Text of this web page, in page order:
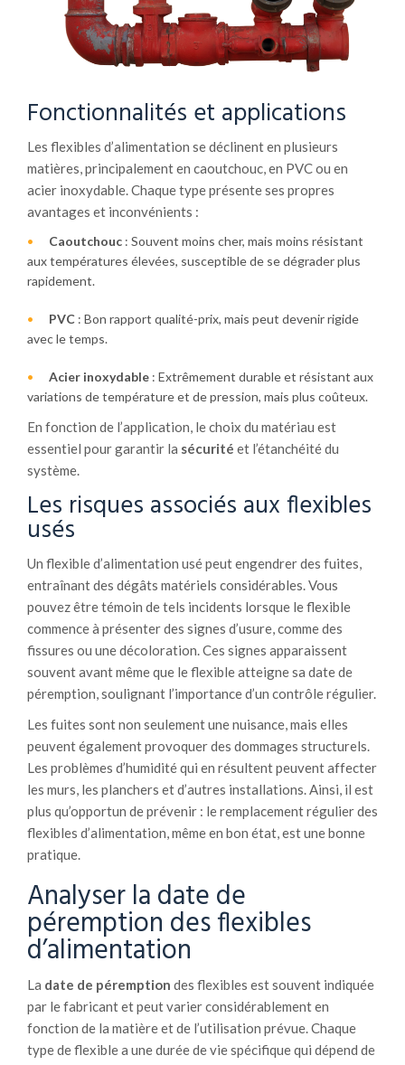
Fonctionnalités et applications
Les flexibles d’alimentation se déclinent en plusieurs
matières, principalement en caoutchouc, en PVC ou en
acier inoxydable. Chaque type présente ses propres
avantages et inconvénients :
Caoutchouc : Souvent moins cher, mais moins résistant
aux températures élevées, susceptible de se dégrader plus
rapidement.
PVC : Bon rapport qualité-prix, mais peut devenir rigide
avec le temps.
Acier inoxydable : Extrêmement durable et résistant aux
variations de température et de pression, mais plus coûteux.
En fonction de l’application, le choix du matériau est
essentiel pour garantir la sécurité et l’étanchéité du
système.
Les risques associés aux flexibles
usés
Un flexible d’alimentation usé peut engendrer des fuites,
entraînant des dégâts matériels considérables. Vous
pouvez être témoin de tels incidents lorsque le flexible
commence à présenter des signes d’usure, comme des
fissures ou une décoloration. Ces signes apparaissent
souvent avant même que le flexible atteigne sa date de
péremption, soulignant l’importance d’un contrôle régulier.
Les fuites sont non seulement une nuisance, mais elles
peuvent également provoquer des dommages structurels.
Les problèmes d’humidité qui en résultent peuvent affecter
les murs, les planchers et d’autres installations. Ainsi, il est
plus qu’opportun de prévenir : le remplacement régulier des
flexibles d’alimentation, même en bon état, est une bonne
pratique.
Analyser la date de
péremption des flexibles
d’alimentation
La date de péremption des flexibles est souvent indiquée
par le fabricant et peut varier considérablement en
fonction de la matière et de l’utilisation prévue. Chaque
type de flexible a une durée de vie spécifique qui dépend de